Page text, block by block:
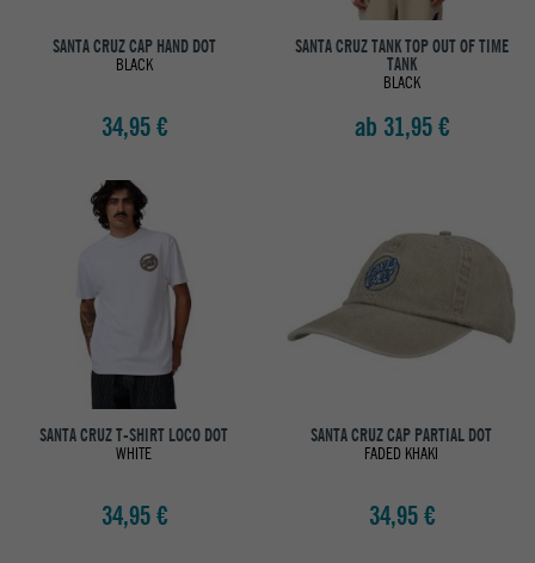
SANTA CRUZ CAP HAND DOT
BLACK
34,95 €
SANTA CRUZ TANK TOP OUT OF TIME
TANK
BLACK
ab 31,95 €
SANTA CRUZ T-SHIRT LOCO DOT
WHITE
34,95 €
SANTA CRUZ CAP PARTIAL DOT
FADED KHAKI
34,95 €